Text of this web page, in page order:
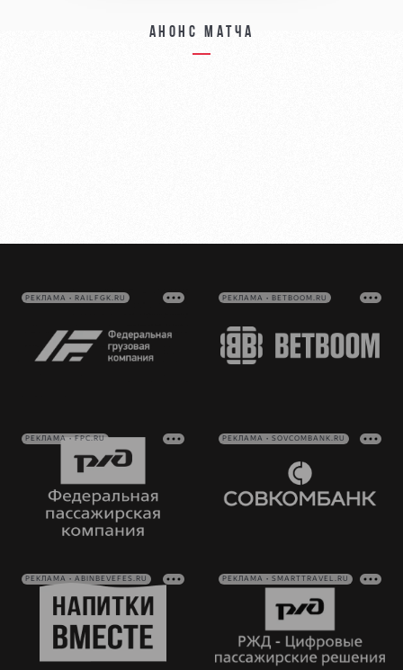
Анонс матча
РЕКЛАМА • RAILFGK.RU РЕКЛАМА • BETBOOM.RU
РЕКЛАМА • FPC.RU РЕКЛАМА • SOVCOMBANK.RU
РЕКЛАМА • ABINBEVEFES.RU РЕКЛАМА • SMARTTRAVEL.RU